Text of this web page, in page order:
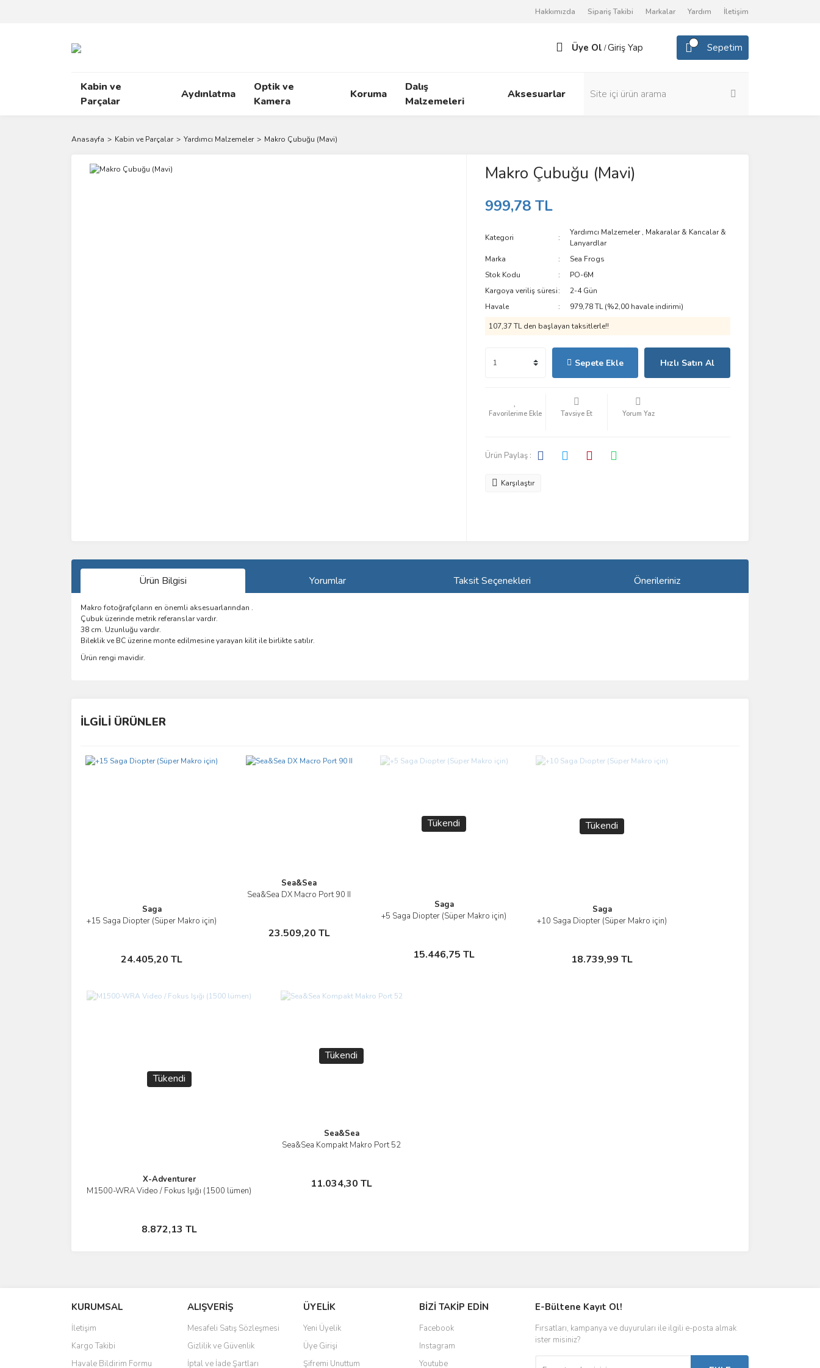
Hakkımızda Sipariş Takibi Markalar Yardım İletişim
Üye Ol /Giriş Yap Sepetim
Kabin ve
Parçalar
Aydınlatma
Optik ve
Kamera
Koruma
Dalış
Malzemeleri
Aksesuarlar
Anasayfa Kabin ve Parçalar Yardımcı Malzemeler Makro Çubuğu (Mavi)
Makro Çubuğu (Mavi)
999,78 TL
Kategori
Yardımcı Malzemeler, Makaralar & Kancalar &
Lanyardlar
Marka
Sea Frogs
Stok Kodu
PO-6M
Kargoya veriliş süresi
2-4 Gün
Havale
979,78 TL (%2,00 havale indirimi)
107,37 TL den başlayan taksitlerle!!
Sepete Ekle Hızlı Satın Al
Tavsiye Et Yorum Yaz
Ürün Paylaş :
Karşılaştır
Ürün Bilgisi Yorumlar Taksit Seçenekleri Önerileriniz
Makro fotoğrafçıların en önemli aksesuarlarından .
Çubuk üzerinde metrik referanslar vardır.
38 cm. Uzunluğu vardır.
Bileklik ve BC üzerine monte edilmesine yarayan kilit ile birlikte satılır.
Ürün rengi mavidir.
Ürün açıklamasında eksik bilgiler bulunuyor.
İLGİLİ ÜRÜNLER
Saga
+15 Saga Diopter (Süper Makro için)
24.405,20 TL
İncele
Sepete Ekle
Sea&Sea
Sea&Sea DX Macro Port 90 II
23.509,20 TL
İncele
Sepete Ekle
Tükendi
Saga
+5 Saga Diopter (Süper Makro için)
15.446,75 TL
İncele
Stokta Yok
Tükendi
Saga
+10 Saga Diopter (Süper Makro için)
18.739,99 TL
İncele
Stokta Yok
Tükendi
X-Adventurer
M1500-WRA Video / Fokus Işığı (1500 lümen)
8.872,13 TL
İncele
Stokta Yok
Tükendi
Sea&Sea
Sea&Sea Kompakt Makro Port 52
11.034,30 TL
İncele
Stokta Yok
KURUMSAL
İletişim
Kargo Takibi
Havale Bildirim Formu
ALIŞVERİŞ
Mesafeli Satış Sözleşmesi
Gizlilik ve Güvenlik
İptal ve İade Şartları
ÜYELİK
Yeni Üyelik
Üye Girişi
Şifremi Unuttum
BİZİ TAKİP EDİN
Facebook
Instagram
Youtube
E-Bültene Kayıt Ol!
Fırsatları, kampanya ve duyuruları ile ilgili e-posta almak
ister misiniz?